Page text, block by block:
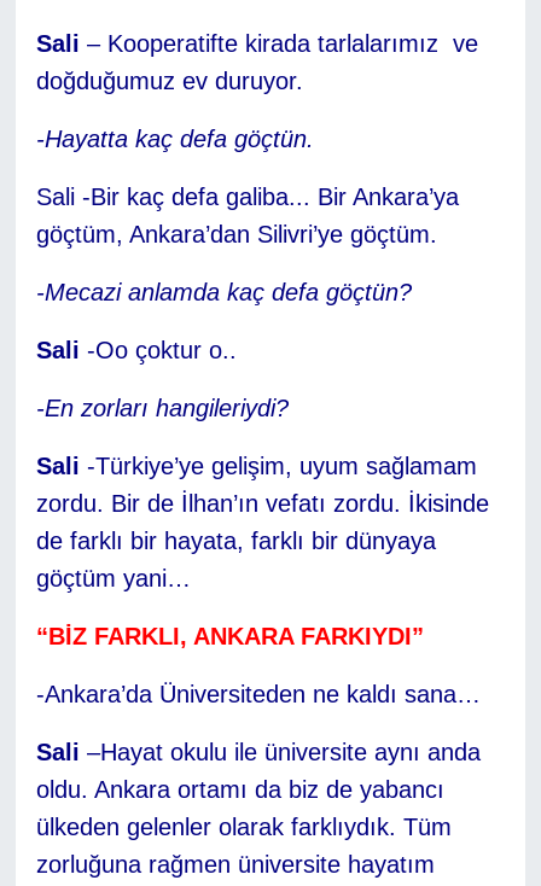
Sali – Kooperatifte kirada tarlalarımız ve
doğduğumuz ev duruyor.
-Hayatta kaç defa göçtün.
Sali -Bir kaç defa galiba... Bir Ankara’ya
göçtüm, Ankara’dan Silivri’ye göçtüm.
-Mecazi anlamda kaç defa göçtün?
Sali -Oo çoktur o..
-En zorları hangileriydi?
Sali -Türkiye’ye gelişim, uyum sağlamam
zordu. Bir de İlhan’ın vefatı zordu. İkisinde
de farklı bir hayata, farklı bir dünyaya
göçtüm yani…
“BİZ FARKLI, ANKARA FARKIYDI”
-Ankara’da Üniversiteden ne kaldı sana…
Sali –Hayat okulu ile üniversite aynı anda
oldu. Ankara ortamı da biz de yabancı
ülkeden gelenler olarak farklıydık. Tüm
zorluğuna rağmen üniversite hayatım